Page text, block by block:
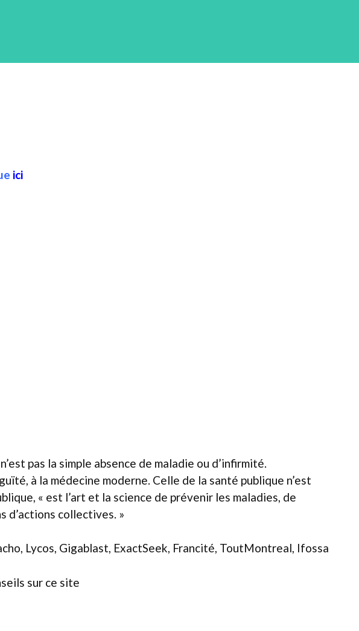
ici
pas la simple absence de maladie ou d’infirmité.
à la médecine moderne. Celle de la santé publique n’est
« est l’art et la science de prévenir les maladies, de
d’actions collectives. »
Lycos, Gigablast, ExactSeek, Francité, ToutMontreal, Ifossa
sur ce site